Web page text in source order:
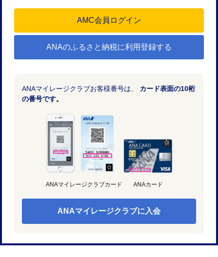
ANAのふるさと納税に利用登録する
ANAマイレージクラブお客様番号は、 カード表面の10桁
の番号です。
ANAマイレージクラブカード ANAカード
ANAマイレージクラブに入会